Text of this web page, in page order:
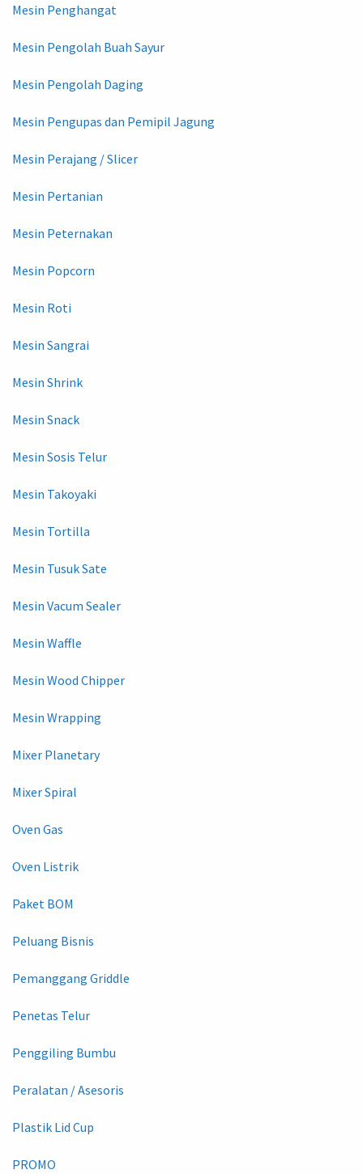
Mesin Penghangat
Mesin Pengolah Buah Sayur
Mesin Pengolah Daging
Mesin Pengupas dan Pemipil Jagung
Mesin Perajang / Slicer
Mesin Pertanian
Mesin Peternakan
Mesin Popcorn
Mesin Roti
Mesin Sangrai
Mesin Shrink
Mesin Snack
Mesin Sosis Telur
Mesin Takoyaki
Mesin Tortilla
Mesin Tusuk Sate
Mesin Vacum Sealer
Mesin Waffle
Mesin Wood Chipper
Mesin Wrapping
Mixer Planetary
Mixer Spiral
Oven Gas
Oven Listrik
Paket BOM
Peluang Bisnis
Pemanggang Griddle
Penetas Telur
Penggiling Bumbu
Peralatan / Asesoris
Plastik Lid Cup
PROMO